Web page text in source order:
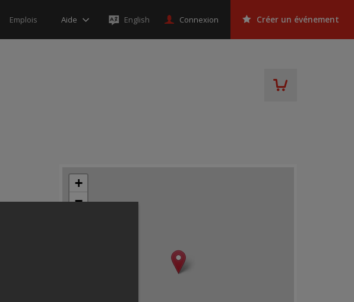
Emplois Aide English Connexion Créer un événement
+
−